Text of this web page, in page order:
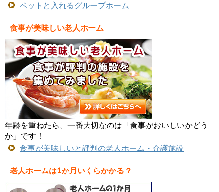
ペットと入れるグループホーム
食事が美味しい老人ホーム
年齢を重ねたら、一番大切なのは「食事がおいしいかどう
か」です！
食事が美味しいと評判の老人ホーム・介護施設
老人ホームは1か月いくらかかる？